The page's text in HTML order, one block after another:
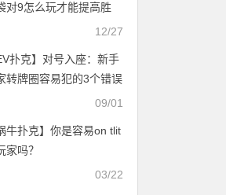
对9怎么玩才能提高胜
12/27
扑克】对号入座：新手
转牌圈容易犯的3个错误
09/01
牛扑克】你是容易on tlit
家吗？
03/22